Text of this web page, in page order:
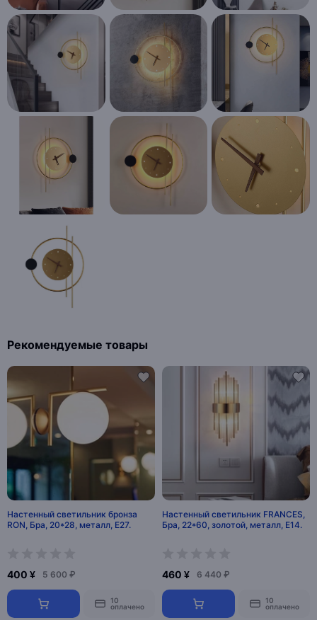
Рекомендуемые товары
Настенный светильник бронза
RON, Бра, 20*28, металл, Е27.
400 ¥ 5 600 ₽
10
оплачено
Настенный светильник FRANCES,
Бра, 22*60, золотой, металл, Е14.
460 ¥ 6 440 ₽
10
оплачено